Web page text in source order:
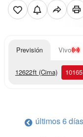
Previsión Vivo
12622ft (Cima) 10165
últimos 6 días